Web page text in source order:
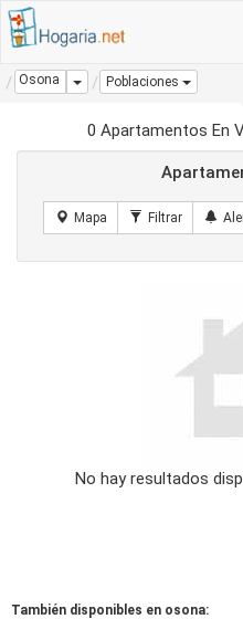
Osona Dropdown
Poblaciones
0 Apartamentos En
No hay resultados
También disponibles en osona: